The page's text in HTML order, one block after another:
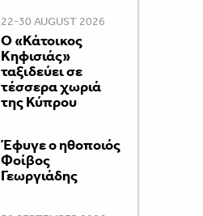
22-30 AUGUST 2026
Ο «Κάτοικος
Κηφισιάς»
ταξιδεύει σε
τέσσερα χωριά
της Κύπρου
Έφυγε ο ηθοποιός
Φοίβος
Γεωργιάδης